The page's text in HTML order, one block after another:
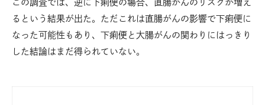
るという結果が出た。ただこれは直腸がんの影響で下痢便に
なった可能性もあり、下痢便と大腸がんの関わりにはっきり
した結論はまだ得られていない。